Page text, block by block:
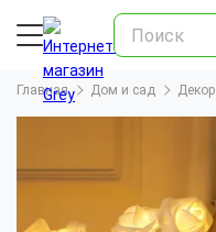
Главная Дом и сад Декор